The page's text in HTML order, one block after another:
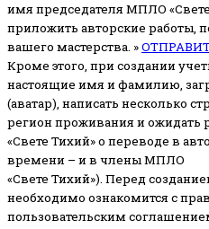
имя председателя МПЛО
приложить авторские работы,
вашего мастерства. »
Кроме этого, при создании
настоящие имя и фамилию,
(аватар), написать несколько
регион проживания и
«Свете Тихий» о переводе в
времени – и в члены МПЛО
«Свете Тихий»). Перед
необходимо ознакомится с
пользовательским